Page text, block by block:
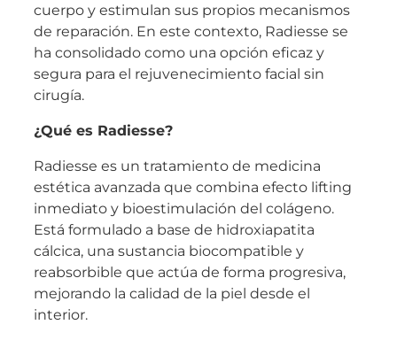
cuerpo y estimulan sus propios mecanismos
de reparación. En este contexto, Radiesse se
ha consolidado como una opción eficaz y
segura para el rejuvenecimiento facial sin
cirugía.
¿Qué es Radiesse?
Radiesse es un tratamiento de medicina
estética avanzada que combina efecto lifting
inmediato y bioestimulación del colágeno.
Está formulado a base de hidroxiapatita
cálcica, una sustancia biocompatible y
reabsorbible que actúa de forma progresiva,
mejorando la calidad de la piel desde el
interior.